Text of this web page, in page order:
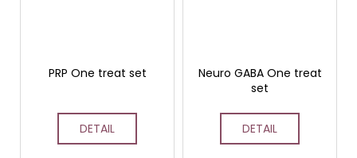
PRP One treat set
DETAIL
Neuro GABA One treat
set
DETAIL